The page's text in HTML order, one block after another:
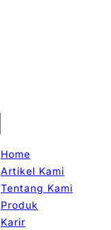
Home
Artikel Kami
Tentang Kami
Produk
Karir